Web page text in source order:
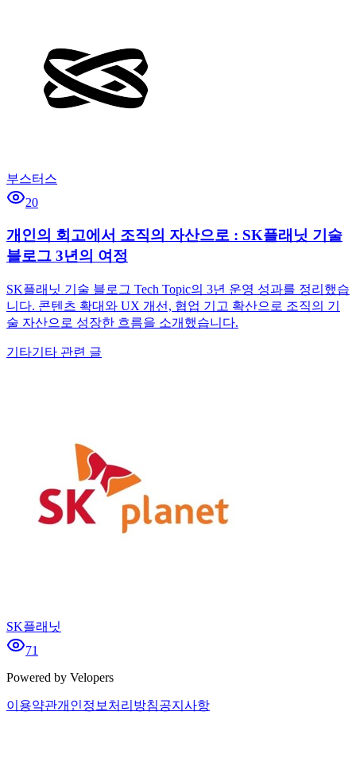
부스터스
20
개인의 회고에서 조직의 자산으로 : SK플래닛 기술
블로그 3년의 여정
SK플래닛 기술 블로그 Tech Topic의 3년 운영 성과를 정리했습
니다. 콘텐츠 확대와 UX 개선, 협업 기고 확산으로 조직의 기
술 자산으로 성장한 흐름을 소개했습니다.
기타기타 관련 글
SK플래닛
71
Powered by Velopers
이용약관개인정보처리방침공지사항